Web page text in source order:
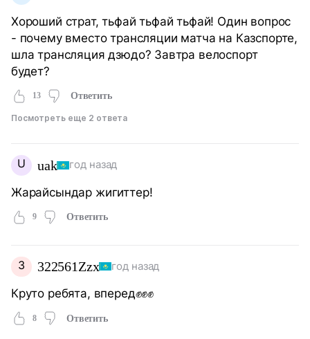
Хороший страт, тьфай тьфай тьфай! Один вопрос
- почему вместо трансляции матча на Казспорте,
шла трансляция дзюдо? Завтра велоспорт
будет?
13 Ответить
Посмотреть еще 2 ответа
U uak год назад
Жарайсындар жигиттер!
9 Ответить
3 322561Zzx год назад
Круто ребята, вперед✊✊✊
8 Ответить